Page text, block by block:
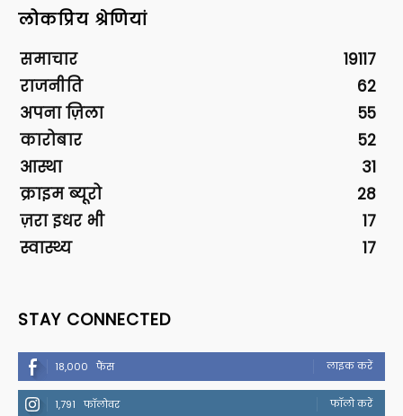
लोकप्रिय श्रेणियां
समाचार
19117
राजनीति
62
अपना ज़िला
55
कारोबार
52
आस्था
31
क्राइम ब्यूरो
28
ज़रा इधर भी
17
स्वास्थ्य
17
STAY CONNECTED
18,000 फैंस लाइक करें
1,791 फॉलोवर फॉलो करें